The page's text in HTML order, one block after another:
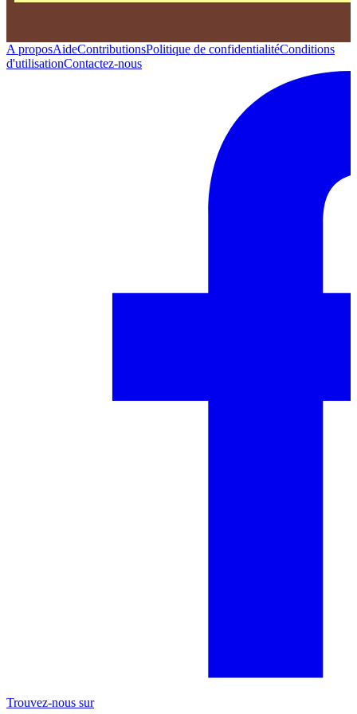
A proposAideContributionsPolitique de confidentialitéConditions
d'utilisationContactez-nous
Trouvez-nous sur